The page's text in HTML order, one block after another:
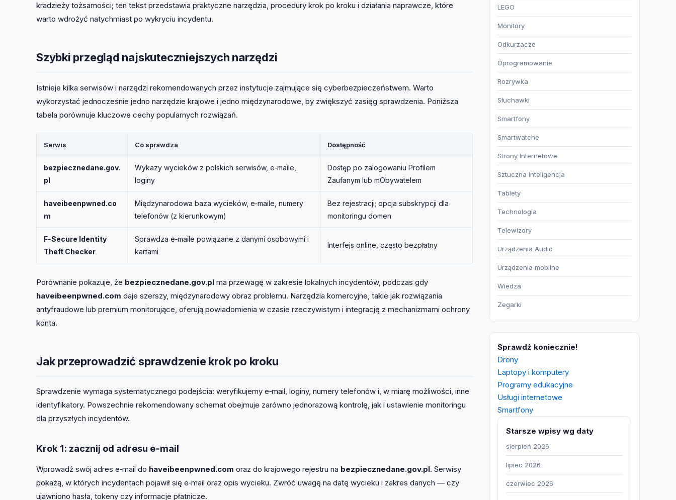
kradzieży tożsamości; ten tekst przedstawia praktyczne narzędzia, procedury krok po kroku i działania naprawcze, które
warto wdrożyć natychmiast po wykryciu incydentu.
Szybki przegląd najskuteczniejszych narzędzi
Istnieje kilka serwisów i narzędzi rekomendowanych przez instytucje zajmujące się cyberbezpieczeństwem. Warto
wykorzystać jednocześnie jedno narzędzie krajowe i jedno międzynarodowe, by zwiększyć zasięg sprawdzenia. Poniższa
tabela porównuje kluczowe cechy popularnych rozwiązań.
Serwis Co sprawdza Dostępność
bezpiecznedane.gov.
pl
Wykazy wycieków z polskich serwisów, e‑maile,
loginy
Dostęp po zalogowaniu Profilem
Zaufanym lub mObywatelem
haveibeenpwned.co
m
Międzynarodowa baza wycieków, e‑maile, numery
telefonów (z kierunkowym)
Bez rejestracji; opcja subskrypcji dla
monitoringu domen
F‑Secure Identity
Theft Checker
Sprawdza e‑maile powiązane z danymi osobowymi i
kartami
Interfejs online, często bezpłatny
Porównanie pokazuje, że bezpiecznedane.gov.pl ma przewagę w zakresie lokalnych incydentów, podczas gdy
haveibeenpwned.com daje szerszy, międzynarodowy obraz problemu. Narzędzia komercyjne, takie jak rozwiązania
antyfraudowe lub premium monitorujące, oferują powiadomienia w czasie rzeczywistym i integrację z mechanizmami ochrony
konta.
Jak przeprowadzić sprawdzenie krok po kroku
Sprawdzenie wymaga systematycznego podejścia: weryfikujemy e‑mail, loginy, numery telefonów i, w miarę możliwości, inne
identyfikatory. Powszechnie rekomendowany schemat obejmuje zarówno jednorazową kontrolę, jak i ustawienie monitoringu
dla przyszłych incydentów.
Krok 1: zacznij od adresu e‑mail
Wprowadź swój adres e‑mail do haveibeenpwned.com oraz do krajowego rejestru na bezpiecznedane.gov.pl. Serwisy
pokażą, w których incydentach pojawił się e‑mail oraz opis wycieku. Zwróć uwagę na datę wycieku i zakres danych — czy
ujawniono hasła, tokeny czy informacje płatnicze.
LEGO
Monitory
Odkurzacze
Oprogramowanie
Rozrywka
Słuchawki
Smartfony
Smartwatche
Strony Internetowe
Sztuczna Inteligencja
Tablety
Technologia
Telewizory
Urządzenia Audio
Urządzenia mobilne
Wiedza
Zegarki
Sprawdź koniecznie!
Drony
Laptopy i komputery
Programy edukacyjne
Usługi internetowe
Smartfony
Starsze wpisy wg daty
sierpień 2026
lipiec 2026
czerwiec 2026